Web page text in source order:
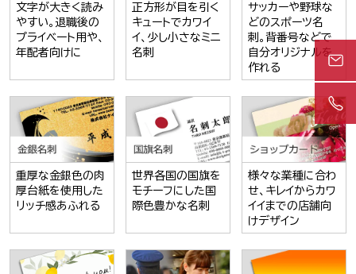
文字が大きく読み
やすい。退職後の
プライベート用や、
年配者向けに
正方形が目を引く
キュートでカワイ
イ、少し小さなミニ
名刺
サッカーや野球な
どのスポーツ名
刺。背番号などで
自分オリジナルを
作れる
重厚な金銀色の肉
厚台紙を使用した
リッチ感あふれる
世界各国の国旗を
モチーフにした国
際色豊かな名刺
様々な業種に合わ
せ、キレイからカワ
イイまでの店舗向
けデザイン